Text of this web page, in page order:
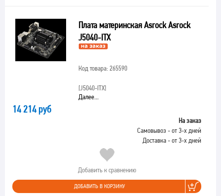
Плата материнская Asrock Asrock
J5040-ITX
Код товара: 265590
[J5040-ITX]
Далее...
14 214 руб
На заказ
Самовывоз - от 3-х дней
Доставка - от 3-х дней
Добавить к сравнению
ДОБАВИТЬ В КОРЗИНУ